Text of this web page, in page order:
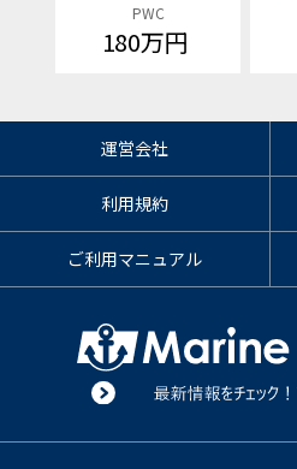
PWC
180万円
運営会社
利用規約
ご利用マニュアル